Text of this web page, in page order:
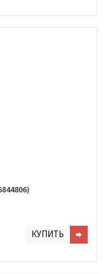
КУПИТЬ